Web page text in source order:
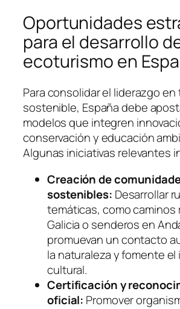
Oportunidades
para el desarrollo
ecoturismo en
Para consolidar el liderazgo en
sostenible, España debe
modelos que integren
conservación y educación
Algunas iniciativas relevantes
Creación de
sostenibles: Desarrollar
temáticas, como caminos
Galicia o senderos en
promuevan un contacto
la naturaleza y fomente
cultural.
Certificación y
oficial: Promover